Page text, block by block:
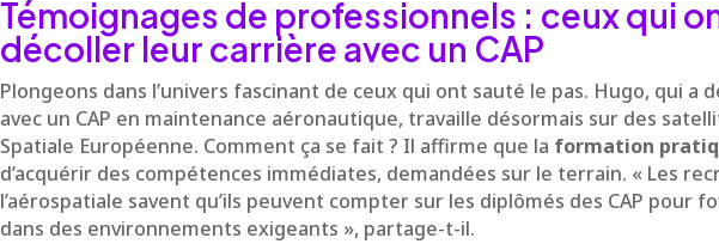
Témoignages de professionnels : ceux qui
décoller leur carrière avec un CAP
Plongeons dans l’univers fascinant de ceux qui ont sauté le pas. Hugo, qui a
avec un CAP en maintenance aéronautique, travaille désormais sur des
Spatiale Européenne. Comment ça se fait ? Il affirme que la formation
d’acquérir des compétences immédiates, demandées sur le terrain. « Les
l’aérospatiale savent qu’ils peuvent compter sur les diplômés des CAP pour
dans des environnements exigeants », partage-t-il.